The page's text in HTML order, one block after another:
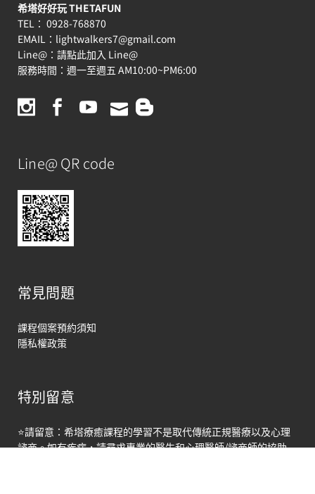
希塔好好玩 THETAFUN
TEL： 0928-768870
EMAIL： lightwalkers7@gmail.com
Line@： 請點此加入 Line@
服務時間：週一至週五 AM10:00~PM6:00
Line@ QR code
常見問題
課程個案預約須知
隱私權政策
特別留意
⭐請留意：希塔療癒課程的學習不是取代傳統正規醫療以及心理
諮商。如有疾病，請尋求專業的醫生和心理醫師/諮商師的協助
Open
chaty